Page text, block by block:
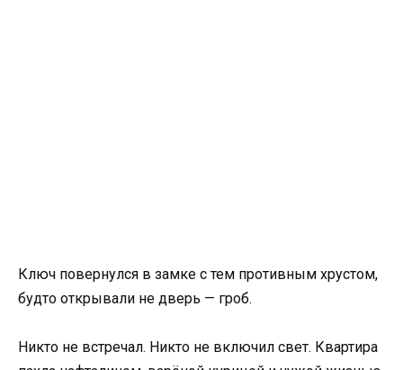
Ключ повернулся в замке с тем противным хрустом,
будто открывали не дверь — гроб.
Никто не встречал. Никто не включил свет. Квартира